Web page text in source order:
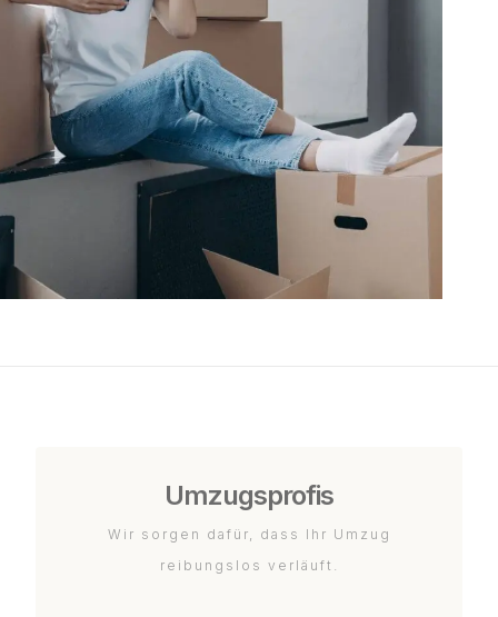
Umzugsprofis
Wir sorgen dafür, dass Ihr Umzug
reibungslos verläuft.